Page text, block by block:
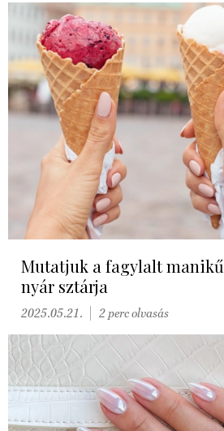
Mutatjuk a fagylalt
nyár sztárja
2025.05.21. 2 perc olvasás